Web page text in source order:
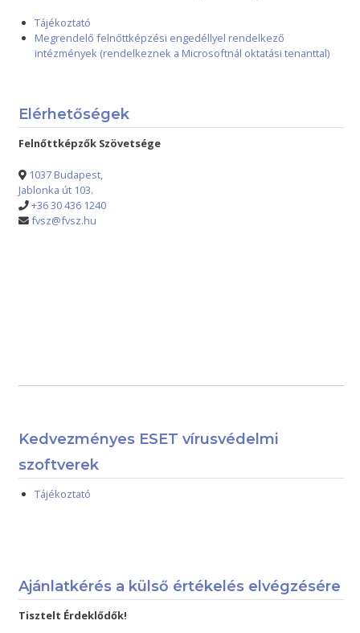
Tájékoztató
Megrendelő felnőttképzési engedéllyel rendelkező
intézmények (rendelkeznek a Microsoftnál oktatási tenanttal)
Elérhetőségek
Felnőttképzők Szövetsége
1037 Budapest,
Jablonka út 103.
+36 30 436 1240
fvsz@fvsz.hu
Kedvezményes ESET vírusvédelmi
szoftverek
Tájékoztató
Ajánlatkérés a külső értékelés elvégzésére
Tisztelt Érdeklődők!